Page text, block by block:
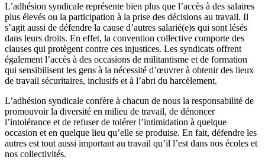
L’adhésion syndicale représente bien plus que l’accès à des salaires
plus élevés ou la participation à la prise des décisions au travail. Il
s’agit aussi de défendre la cause d’autres salarié(e)s qui sont lésés
dans leurs droits. En effet, la convention collective comporte des
clauses qui protègent contre ces injustices. Les syndicats offrent
également l’accès à des occasions de militantisme et de formation
qui sensibilisent les gens à la nécessité d’œuvrer à obtenir des lieux
de travail sécuritaires, inclusifs et à l’abri du harcèlement.
L’adhésion syndicale confère à chacun de nous la responsabilité de
promouvoir la diversité en milieu de travail, de dénoncer
l’intolérance et de refuser de tolérer l’intimidation à quelque
occasion et en quelque lieu qu’elle se produise. En fait, défendre les
autres est tout aussi important au travail qu’il l’est dans nos écoles et
nos collectivités.